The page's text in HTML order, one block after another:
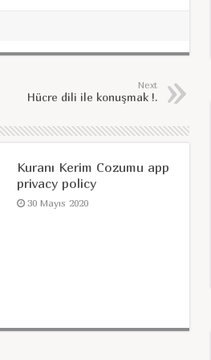
Next
Hücre dili ile konuşmak !.
Kuranı Kerim Cozumu app
privacy policy
30 Mayıs 2020